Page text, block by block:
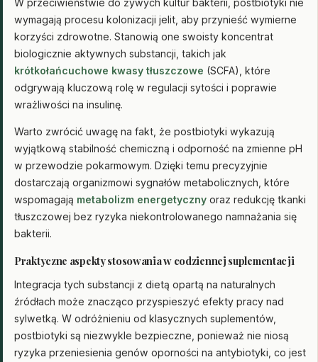
W przeciwieństwie do żywych kultur bakterii, postbiotyki nie
wymagają procesu kolonizacji jelit, aby przynieść wymierne
korzyści zdrowotne. Stanowią one swoisty koncentrat
biologicznie aktywnych substancji, takich jak
krótkołańcuchowe kwasy tłuszczowe (SCFA), które
odgrywają kluczową rolę w regulacji sytości i poprawie
wrażliwości na insulinę.
Warto zwrócić uwagę na fakt, że postbiotyki wykazują
wyjątkową stabilność chemiczną i odporność na zmienne pH
w przewodzie pokarmowym. Dzięki temu precyzyjnie
dostarczają organizmowi sygnałów metabolicznych, które
wspomagają metabolizm energetyczny oraz redukcję tkanki
tłuszczowej bez ryzyka niekontrolowanego namnażania się
bakterii.
Praktyczne aspekty stosowania w codziennej suplementacji
Integracja tych substancji z dietą opartą na naturalnych
źródłach może znacząco przyspieszyć efekty pracy nad
sylwetką. W odróżnieniu od klasycznych suplementów,
postbiotyki są niezwykle bezpieczne, ponieważ nie niosą
ryzyka przeniesienia genów oporności na antybiotyki, co jest